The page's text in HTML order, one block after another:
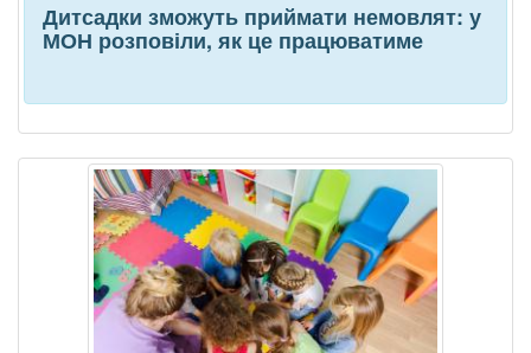
Дитсадки зможуть приймати немовлят: у
МОН розповіли, як це працюватиме